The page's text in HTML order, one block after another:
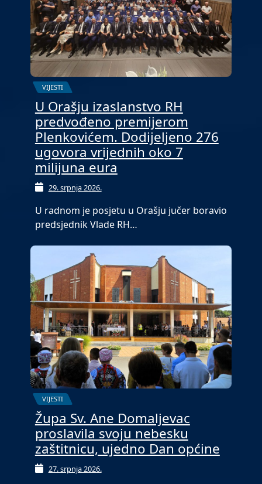
VIJESTI
U Orašju izaslanstvo RH
predvođeno premijerom
Plenkovićem. Dodijeljeno 276
ugovora vrijednih oko 7
milijuna eura
29. srpnja 2026.
U radnom je posjetu u Orašju jučer boravio
predsjednik Vlade RH…
VIJESTI
Župa Sv. Ane Domaljevac
proslavila svoju nebesku
zaštitnicu, ujedno Dan općine
27. srpnja 2026.